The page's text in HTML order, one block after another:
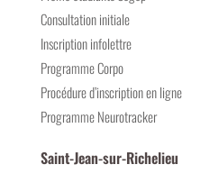
Consultation initiale
Inscription infolettre
Programme Corpo
Procédure d’inscription en ligne
Programme Neurotracker
Saint-Jean-sur-Richelieu